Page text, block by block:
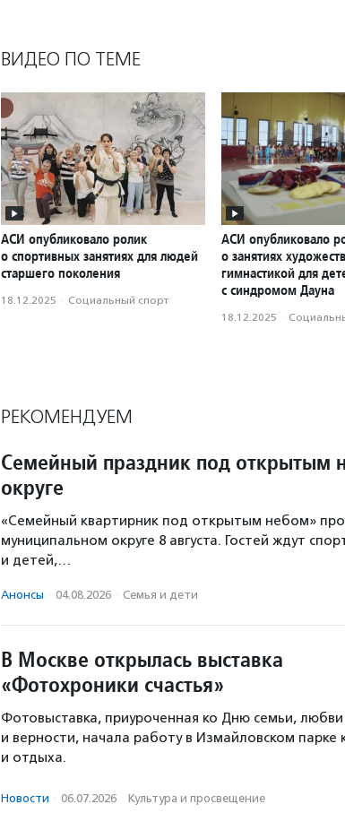
ВИДЕО ПО ТЕМЕ
АСИ опубликовало ролик
о спортивных занятиях для людей
старшего поколения
18.12.2025 · Социальный спорт
АСИ опубликовало
о занятиях
гимнастикой для
с синдромом Дауна
18.12.2025 ·
РЕКОМЕНДУЕМ
Семейный праздник под открытым
округе
«Семейный квартирник под открытым небом»
муниципальном округе 8 августа. Гостей ждут
и детей,…
Анонсы · 04.08.2026 · Семья и дети
В Москве открылась выставка
«Фотохроники счастья»
Фотовыставка, приуроченная ко Дню семьи, любви
и верности, начала работу в Измайловском парке
и отдыха.
Новости · 06.07.2026 · Культура и просвещение